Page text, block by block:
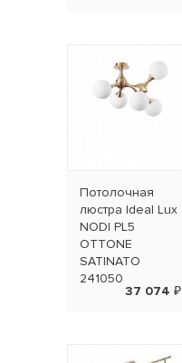
Потолочная
люстра Ideal Lux
NODI PL5
OTTONE
SATINATO
241050
37 074 ₽